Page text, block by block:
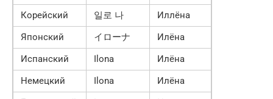
Корейский
일로 나
Иллёна
Японский
イローナ
Илёна
Испанский
Ilona
Илёна
Немецкий
Ilona
Илёна